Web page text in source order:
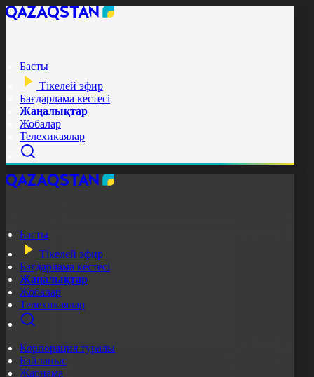
Басты
Тікелей эфир
Бағдарлама кестесі
Жаңалықтар
Жобалар
Телехикаялар
Басты
Тікелей эфир
Бағдарлама кестесі
Жаңалықтар
Жобалар
Телехикаялар
Корпорация туралы
Байланыс
Жарнама